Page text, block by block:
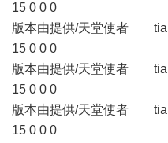
15 0 0 0
版本由提供/天堂使者
15 0 0 0
版本由提供/天堂使者
15 0 0 0
版本由提供/天堂使者
15 0 0 0